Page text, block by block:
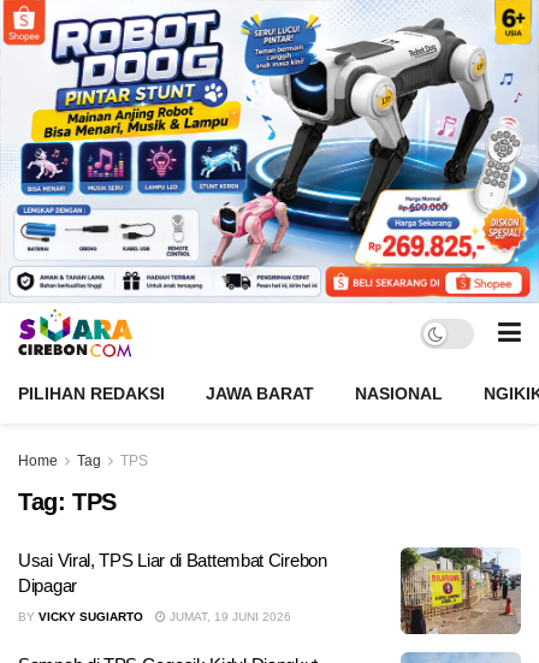
PILIHAN REDAKSI JAWA BARAT NASIONAL
Home Tag TPS
Tag: TPS
Usai Viral, TPS Liar di Battembat Cirebon
Dipagar
BY VICKY SUGIARTO JUMAT, 19 JUNI 2026